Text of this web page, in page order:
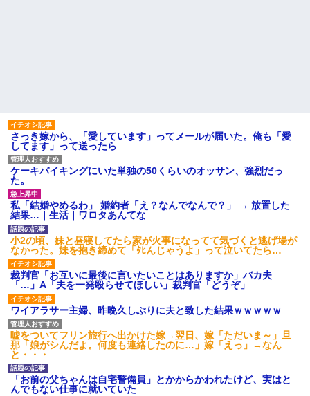
の？ｗｗ」「逆に超安い」
私「ちょっと、人の家の金庫
触らないでよ！」キチママ『そ
こに金庫があったから、開けて
みようとしただけ☆』義兄「泥
は出てけ！二度と来るな！」結
果・・・
私「初めて飲む味だけどなん
のお茶？」彼「ちっ！」私「」
【GIF】JSのカンチョーワロ
タ
後続車にクラクションを鳴ら
され彼氏が逆切れ。「何クラク
ション鳴らしてんだ！降りてこ
いよ！」と怒鳴りだし...
【衝撃】報酬100万円超の治験
募集がこちらｗｗｗｗｗ(※画像
あり)
【ネット騒然】惨殺されたタ
ワマン頂き女子のこの動画、す
げえええええｗｗｗｗｗｗｗｗ
ｗｗｗ
【愕然】白のクラウン俺氏、
高速道路左車線を制限速度で走
った結果wwwwwwwwwwww
さっき嫁から、「愛しています」ってメールが届いた。俺も「愛
してます」って送ったら
ケーキバイキングにいた単独の50くらいのオッサン、強烈だっ
た。
私「結婚やめるわ」 婚約者「え？なんでなんで？」 → 放置した
結果…｜生活｜ワロタあんてな
小2の頃、妹と昼寝してたら家が火事になってて気づくと逃げ場が
なかった。妹を抱き締めて「ﾀﾋんじゃうよ」って泣いてたら…
裁判官「お互いに最後に言いたいことはありますか」バカ夫
「…」A「夫を一発殴らせてほしい」裁判官「どうぞ」
ワイアラサー主婦、昨晩久しぶりに夫と致した結果ｗｗｗｗｗ
嘘をついてフリン旅行へ出かけた嫁→翌日、嫁「ただいま～」旦
那「娘がシんだよ。何度も連絡したのに…」嫁「えっ」→なん
と・・・
「お前の父ちゃんは自宅警備員」とかからかわれたけど、実はと
んでもない仕事に就いていた